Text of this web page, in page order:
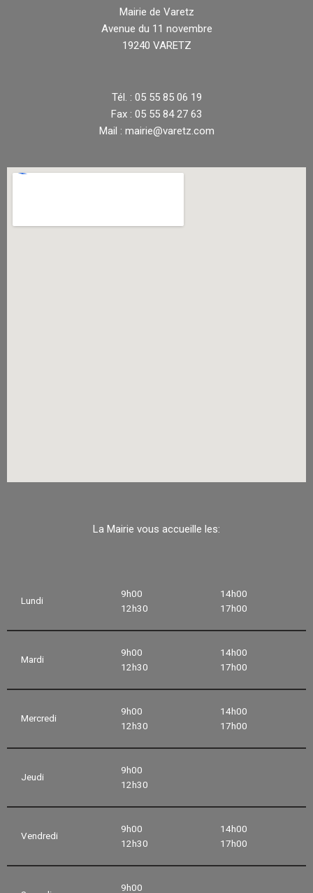
Mairie de Varetz
Avenue du 11 novembre
19240 VARETZ
Tél. : 05 55 85 06 19
Fax : 05 55 84 27 63
Mail : mairie@varetz.com
La Mairie vous accueille les:
Lundi
9h00
12h30
14h00
17h00
Mardi
9h00
12h30
14h00
17h00
Mercredi
9h00
12h30
14h00
17h00
Jeudi
9h00
12h30
Vendredi
9h00
12h30
14h00
17h00
9h00